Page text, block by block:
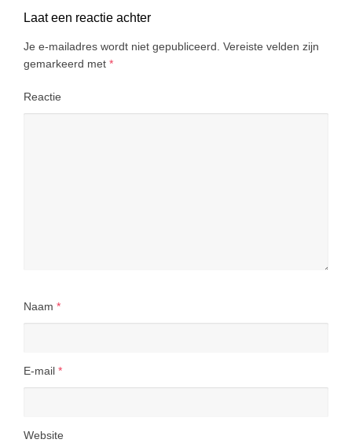
Laat een reactie achter
Je e-mailadres wordt niet gepubliceerd. Vereiste velden zijn
gemarkeerd met *
Reactie
Naam *
E-mail *
Website